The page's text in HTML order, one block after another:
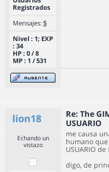
Registrados
Mensajes:5
Nivel : 1; EXP
: 34
HP : 0 / 8
MP : 1 / 531
lion18
Re: The
USUARIO
Echando un
vistazo
me causa
humano que
USUARIO de
digo, de